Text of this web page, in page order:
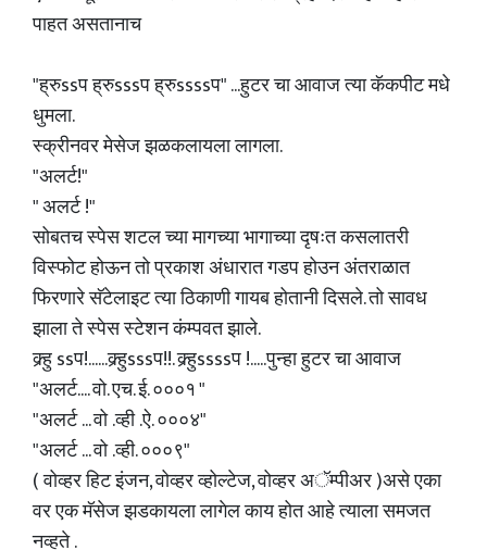
पाहत असतानाच
"ह्रुssप ह्रुsssप ह्रुssssप" ...हुटर चा आवाज त्या कॅकपीट मधे
धुमला.
स्क्रीनवर मेसेज झळकलायला लागला.
"अलर्ट!"
" अलर्ट !"
सोबतच स्पेस शटल च्या मागच्या भागाच्या दृषःत कसलातरी
विस्फोट होऊन तो प्रकाश अंधारात गडप होउन अंतराळात
फिरणारे सॅटेलाइट त्या ठिकाणी गायब होतानी दिसले. तो सावध
झाला ते स्पेस स्टेशन कंम्पवत झाले.
क्र्हु ssप!......क्र्हुsssप!!. क्र्हुssssप !.....पुन्हा हुटर चा आवाज
"अलर्ट.... वो. एच. ई. ०००१ "
"अलर्ट ... वो .व्ही .ऐ. ०००४"
"अलर्ट ... वो .व्ही. ०००९"
( वोव्हर हिट इंजन, वोव्हर व्होल्टेज, वोव्हर अॅम्पीअर )असे एका
वर एक मॅसेज झडकायला लागेल काय होत आहे त्याला समजत
नव्हते .